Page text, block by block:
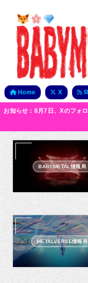
Home X
お知らせ：8月7日、Xのフォ
BABYMETAL情報局
METALVERSE情報局